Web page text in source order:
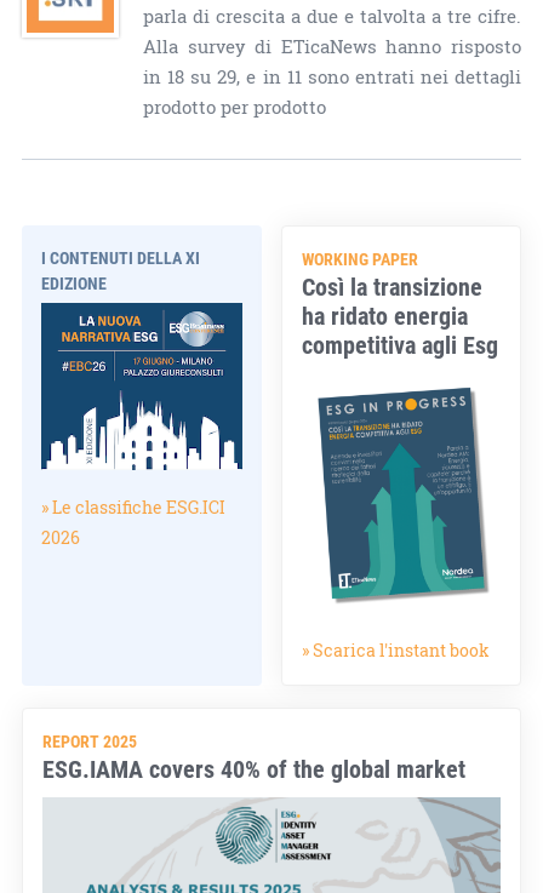
parla di crescita a due e talvolta a tre cifre.
Alla survey di ETicaNews hanno risposto
in 18 su 29, e in 11 sono entrati nei dettagli
prodotto per prodotto
I CONTENUTI DELLA XI
EDIZIONE
» Le classifiche ESG.ICI
2026
WORKING PAPER
Così la transizione
ha ridato energia
competitiva agli Esg
» Scarica l'instant book
REPORT 2025
ESG.IAMA covers 40% of the global market